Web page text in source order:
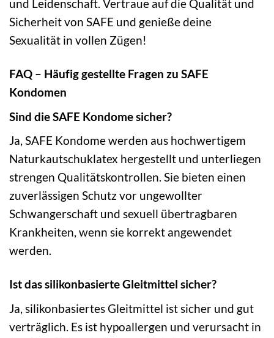
und Leidenschaft. Vertraue auf die Qualität und
Sicherheit von SAFE und genieße deine
Sexualität in vollen Zügen!
FAQ – Häufig gestellte Fragen zu SAFE
Kondomen
Sind die SAFE Kondome sicher?
Ja, SAFE Kondome werden aus hochwertigem
Naturkautschuklatex hergestellt und unterliegen
strengen Qualitätskontrollen. Sie bieten einen
zuverlässigen Schutz vor ungewollter
Schwangerschaft und sexuell übertragbaren
Krankheiten, wenn sie korrekt angewendet
werden.
Ist das silikonbasierte Gleitmittel sicher?
Ja, silikonbasiertes Gleitmittel ist sicher und gut
verträglich. Es ist hypoallergen und verursacht in